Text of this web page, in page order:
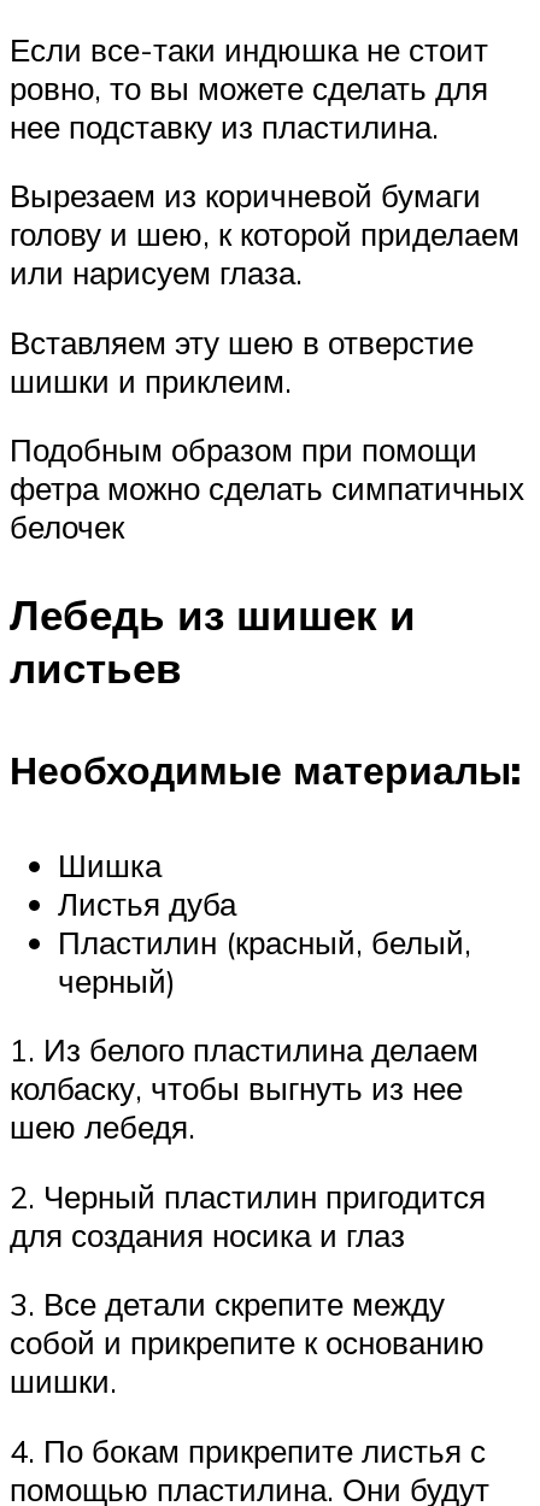
Если все-таки индюшка не стоит
ровно, то вы можете сделать для
нее подставку из пластилина.
Вырезаем из коричневой бумаги
голову и шею, к которой приделаем
или нарисуем глаза.
Вставляем эту шею в отверстие
шишки и приклеим.
Подобным образом при помощи
фетра можно сделать симпатичных
белочек
Лебедь из шишек и
листьев
Необходимые материалы:
Шишка
Листья дуба
Пластилин (красный, белый,
черный)
1. Из белого пластилина делаем
колбаску, чтобы выгнуть из нее
шею лебедя.
2. Черный пластилин пригодится
для создания носика и глаз
3. Все детали скрепите между
собой и прикрепите к основанию
шишки.
4. По бокам прикрепите листья с
помощью пластилина. Они будут